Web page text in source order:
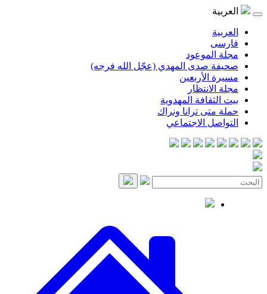
المهدي (عجّل الله فرجه)
المهدوية
ترانا ونراك
الاجتماعي